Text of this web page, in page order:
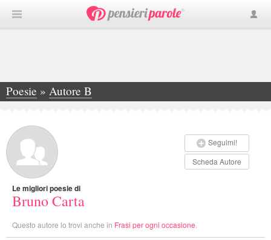
Poesie » Autore B
»Bruno Carta
Seguimi!
Scheda Autore
Le migliori poesie di
Bruno Carta
Questo autore lo trovi anche in Frasi per ogni occasione